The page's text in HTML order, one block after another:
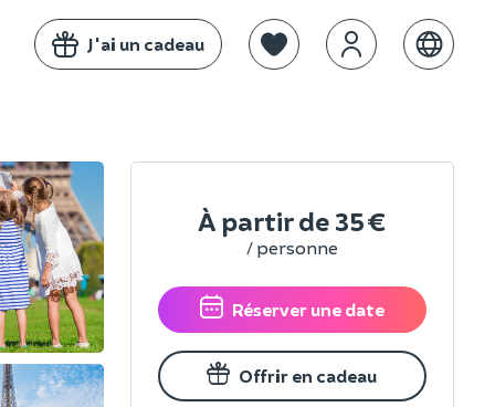
J'ai un cadeau
À partir de 35 €
/ personne
Réserver une date
Offrir en cadeau